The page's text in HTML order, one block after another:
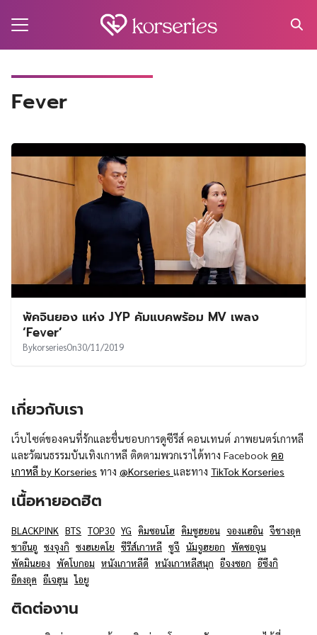
Fever
พัคจินยอง แห่ง JYP คัมแบคพร้อม MV เพลง
‘Fever’
BykorseriesOn30/11/2019
เกี่ยวกับเรา
เว็บไซต์ของคนที่รักและชื่นชอบการดูซีรีส์ คอนเทนต์ ภาพยนตร์เกาหลี
และวัฒนธรรมบันเทิงเกาหลี ติดตามพวกเราได้ทาง Facebook คอ
เกาหลี by Korseries ทาง @Korseries และทาง TikTok Korseries
เนื้อหายอดฮิต
BLACKPINK BTS TOP30 YG คิมซอนโฮ คิมซูฮยอน จองแฮอิน จีชางอุค
ชาอึนอู ซงจุงกิ ซงฮเยคโย ซีรีส์เกาหลี ซูจี นัมจูฮยอก พัคซอจุน
พัคมินยอง พัคโบกอม หนังเกาหลีดี หนังเกาหลีสนุก อีจงซอก อีซึงกิ
อีดงอุค อีเจฮุน ไอยู
ติดต่องาน